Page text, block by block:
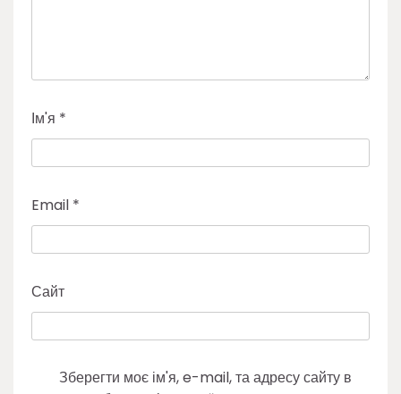
Ім'я *
Email *
Сайт
Зберегти моє ім'я, e-mail, та адресу сайту в